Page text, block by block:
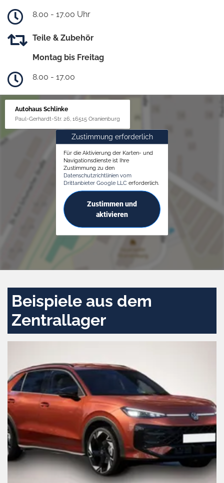
8.00 - 17.00 Uhr
Teile & Zubehör
Montag bis Freitag
8.00 - 17.00
Autohaus Schlinke
Paul-Gerhardt-Str. 26, 16515 Oranienburg
Zustimmung erforderlich
Für die Aktivierung der Karten- und
Navigationsdienste ist Ihre
Zustimmung zu den
Datenschutzrichtlinien vom
Drittanbieter Google LLC erforderlich.
Zustimmen und
aktivieren
Beispiele aus dem
Zentrallager